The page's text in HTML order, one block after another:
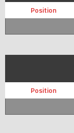
Position
Position